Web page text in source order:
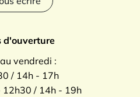
d'ouverture
vendredi :
/ 14h - 17h
12h30 / 14h - 19h